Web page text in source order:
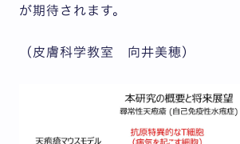
が期待されます。
（皮膚科学教室 向井美穂）